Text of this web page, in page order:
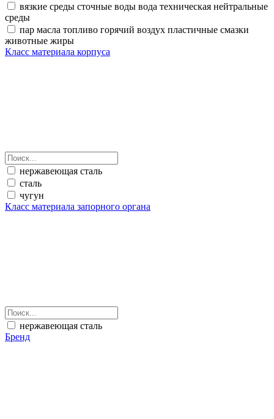
вязкие среды сточные воды вода техническая нейтральные
среды
пар масла топливо горячий воздух пластичные смазки
животные жиры
Класс материала корпуса
нержавеющая сталь
сталь
чугун
Класс материала запорного органа
нержавеющая сталь
Бренд